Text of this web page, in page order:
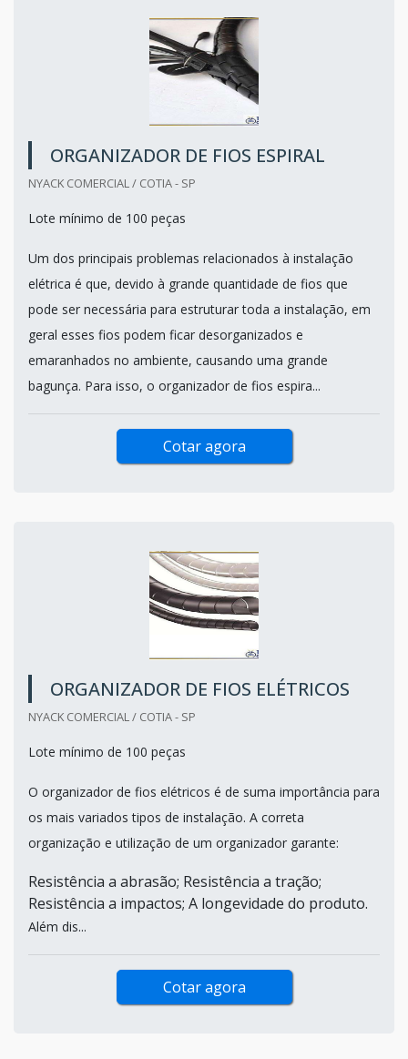
ORGANIZADOR DE FIOS ESPIRAL
NYACK COMERCIAL / COTIA - SP
Lote mínimo de 100 peças
Um dos principais problemas relacionados à instalação
elétrica é que, devido à grande quantidade de fios que
pode ser necessária para estruturar toda a instalação, em
geral esses fios podem ficar desorganizados e
emaranhados no ambiente, causando uma grande
bagunça. Para isso, o organizador de fios espira...
Cotar agora
ORGANIZADOR DE FIOS ELÉTRICOS
NYACK COMERCIAL / COTIA - SP
Lote mínimo de 100 peças
O organizador de fios elétricos é de suma importância para
os mais variados tipos de instalação. A correta
organização e utilização de um organizador garante:
Resistência a abrasão; Resistência a tração;
Resistência a impactos; A longevidade do produto.
Além dis...
Cotar agora